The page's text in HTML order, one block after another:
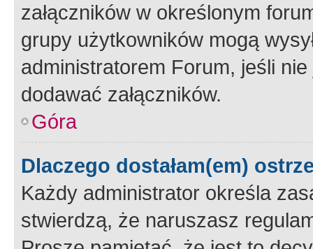
załączników w określonym
grupy użytkowników mogą
administratorem Forum, jeśli
dodawać załączników.
Góra
Dlaczego dostałam(em)
Każdy administrator określa
stwierdzą, że naruszasz